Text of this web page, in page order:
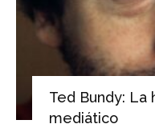
Ted Bundy: La
mediático